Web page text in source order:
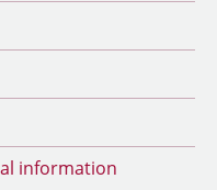
information